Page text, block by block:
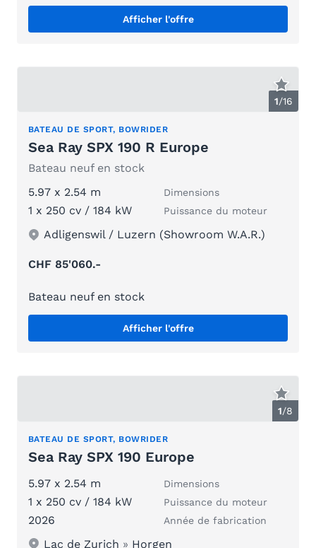
Afficher l'offre
1/16
BATEAU DE SPORT, BOWRIDER
Sea Ray SPX 190 R Europe
Bateau neuf en stock
5.97 x 2.54 m
Dimensions
1 x 250 cv / 184 kW Puissance du moteur
Adligenswil / Luzern (Showroom W.A.R.)
CHF 85'060.-
Bateau neuf en stock
Afficher l'offre
1/8
BATEAU DE SPORT, BOWRIDER
Sea Ray SPX 190 Europe
5.97 x 2.54 m Dimensions
1 x 250 cv / 184 kW Puissance du moteur
2026 Année de fabrication
Lac de Zurich » Horgen